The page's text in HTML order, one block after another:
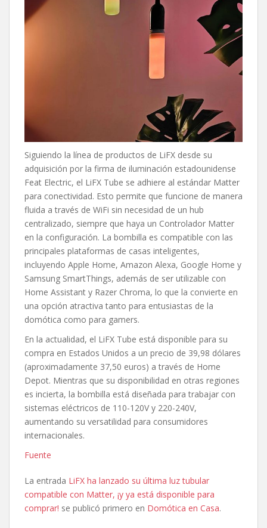
Siguiendo la línea de productos de LiFX desde su
adquisición por la firma de iluminación estadounidense
Feat Electric, el LiFX Tube se adhiere al estándar Matter
para conectividad. Esto permite que funcione de manera
fluida a través de WiFi sin necesidad de un hub
centralizado, siempre que haya un Controlador Matter
en la configuración. La bombilla es compatible con las
principales plataformas de casas inteligentes,
incluyendo Apple Home, Amazon Alexa, Google Home y
Samsung SmartThings, además de ser utilizable con
Home Assistant y Razer Chroma, lo que la convierte en
una opción atractiva tanto para entusiastas de la
domótica como para gamers.
En la actualidad, el LiFX Tube está disponible para su
compra en Estados Unidos a un precio de 39,98 dólares
(aproximadamente 37,50 euros) a través de Home
Depot. Mientras que su disponibilidad en otras regiones
es incierta, la bombilla está diseñada para trabajar con
sistemas eléctricos de 110-120V y 220-240V,
aumentando su versatilidad para consumidores
internacionales.
Fuente
La entrada LiFX ha lanzado su última luz tubular
compatible con Matter, ¡y ya está disponible para
comprar! se publicó primero en Domótica en Casa.